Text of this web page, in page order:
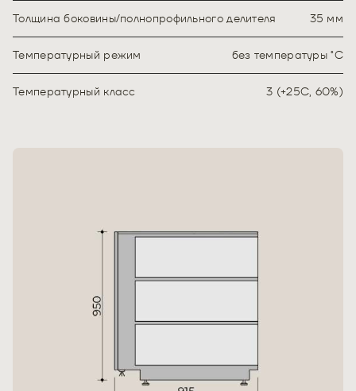
Толщина боковины/полнопрофильного делителя 35 мм
Температурный режим без температуры ˚С
Температурный класс 3 (+25С, 60%)